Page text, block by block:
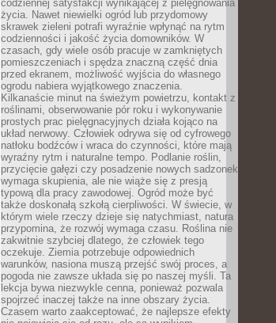
codziennej satysfakcji wynikającej z pielęgnowania
życia. Nawet niewielki ogród lub przydomowy
skrawek zieleni potrafi wyraźnie wpłynąć na rytm
codzienności i jakość życia domowników. W
czasach, gdy wiele osób pracuje w zamkniętych
pomieszczeniach i spędza znaczną część dnia
przed ekranem, możliwość wyjścia do własnego
ogrodu nabiera wyjątkowego znaczenia.
Kilkanaście minut na świeżym powietrzu, kontakt z
roślinami, obserwowanie pór roku i wykonywanie
prostych prac pielęgnacyjnych działa kojąco na
układ nerwowy. Człowiek odrywa się od cyfrowego
natłoku bodźców i wraca do czynności, które mają
wyraźny rytm i naturalne tempo. Podlanie roślin,
przycięcie gałęzi czy posadzenie nowych sadzonek
wymaga skupienia, ale nie wiąże się z presją
typową dla pracy zawodowej. Ogród może być
także doskonałą szkołą cierpliwości. W świecie, w
którym wiele rzeczy dzieje się natychmiast, natura
przypomina, że rozwój wymaga czasu. Roślina nie
zakwitnie szybciej dlatego, że człowiek tego
oczekuje. Ziemia potrzebuje odpowiednich
warunków, nasiona muszą przejść swój proces, a
pogoda nie zawsze układa się po naszej myśli. Ta
lekcja bywa niezwykle cenna, ponieważ pozwala
spojrzeć inaczej także na inne obszary życia.
Czasem warto zaakceptować, że najlepsze efekty